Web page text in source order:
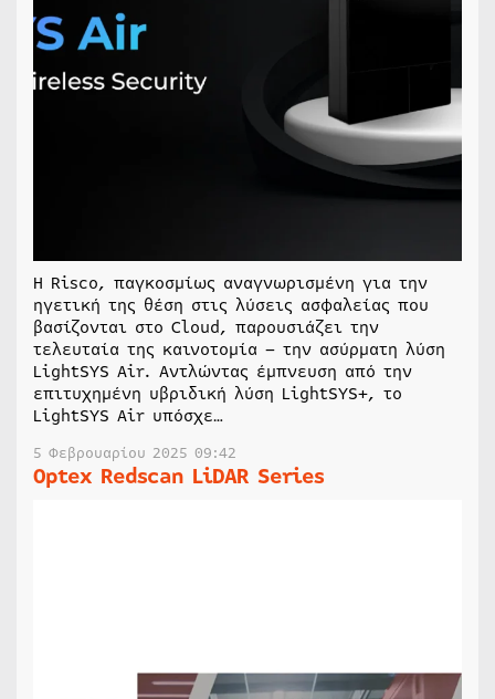
Η Risco, παγκοσμίως αναγνωρισμένη για την
ηγετική της θέση στις λύσεις ασφαλείας που
βασίζονται στο Cloud, παρουσιάζει την
τελευταία της καινοτομία – την ασύρματη λύση
LightSYS Air. Αντλώντας έμπνευση από την
επιτυχημένη υβριδική λύση LightSYS+, το
LightSYS Air υπόσχε…
5 Φεβρουαρίου 2025 09:42
Optex Redscan LiDAR Series